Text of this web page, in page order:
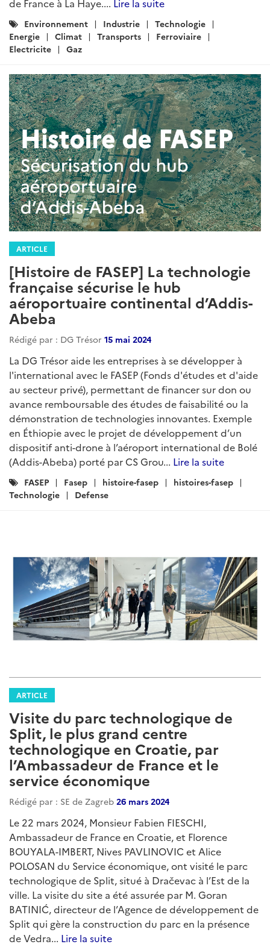
de France à La Haye.... Lire la suite
Catégories
:
Environnement Industrie
Technologie
Energie
Climat Transports
Ferroviaire
Electricite
Gaz
ARTICLE
[Histoire de FASEP] La technologie
française sécurise le hub
aéroportuaire continental d’Addis-
Abeba
Rédigé par : DG Trésor 15 mai 2024
La DG Trésor aide les entreprises à se développer à
l'international avec le FASEP (Fonds d'études et d'aide
au secteur privé), permettant de financer sur don ou
avance remboursable des études de faisabilité ou la
démonstration de technologies innovantes. Exemple
en Éthiopie avec le projet de développement d’un
dispositif anti-drone à l’aéroport international de Bolé
(Addis-Abeba) porté par CS Grou... Lire la suite
Catégories
:
FASEP Fasep histoire-fasep
histoires-fasep
Technologie
Defense
ARTICLE
Visite du parc technologique de
Split, le plus grand centre
technologique en Croatie, par
l’Ambassadeur de France et le
service économique
Rédigé par : SE de Zagreb 26 mars 2024
Le 22 mars 2024, Monsieur Fabien FIESCHI,
Ambassadeur de France en Croatie, et Florence
BOUYALA-IMBERT, Nives PAVLINOVIC et Alice
POLOSAN du Service économique, ont visité le parc
technologique de Split, situé à Dračevac à l’Est de la
ville. La visite du site a été assurée par M. Goran
BATINIĆ, directeur de l’Agence de développement de
Split qui gère la construction du parc en la présence
de Vedra... Lire la suite